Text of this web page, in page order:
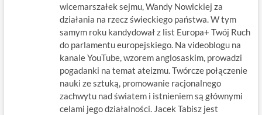
wicemarszałek sejmu, Wandy Nowickiej za
działania na rzecz świeckiego państwa. W tym
samym roku kandydował z list Europa+ Twój Ruch
do parlamentu europejskiego. Na videoblogu na
kanale YouTube, wzorem anglosaskim, prowadzi
pogadanki na temat ateizmu. Twórcze połączenie
nauki ze sztuką, promowanie racjonalnego
zachwytu nad światem i istnieniem są głównymi
celami jego działalności. Jacek Tabisz jest